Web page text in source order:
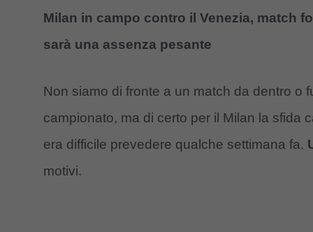
Milan in campo contro il Venezia, match
sarà una assenza pesante
Non siamo di fronte a un match da dentro o
campionato, ma di certo per il Milan la sfida
era difficile prevedere qualche settimana fa.
motivi.